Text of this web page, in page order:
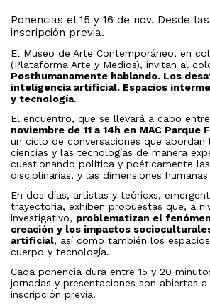
Ponencias el 15 y 16 de nov. Desde
inscripción previa.
El Museo de Arte Contemporáneo, en
(Plataforma Arte y Medios), invitan al
Posthumanamente hablando. Los
inteligencia artificial. Espacios
y tecnología.
El encuentro, que se llevará a cabo
noviembre de 11 a 14h en MAC Parque
un ciclo de conversaciones que abordan
ciencias y las tecnologías de manera
cuestionando política y poéticamente
disciplinarias, y las dimensiones
En dos días, artistas y teóricxs,
trayectoria, exhiben propuestas que, a
investigativo, problematizan el
creación y los impactos
artificial, así como también los
cuerpo y tecnología.
Cada ponencia dura entre 15 y 20
jornadas y presentaciones son abiertas
inscripción previa.